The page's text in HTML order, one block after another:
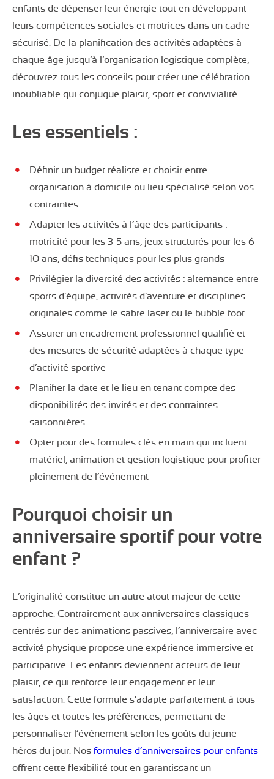
enfants de dépenser leur énergie tout en développant
leurs compétences sociales et motrices dans un cadre
sécurisé. De la planification des activités adaptées à
chaque âge jusqu’à l’organisation logistique complète,
découvrez tous les conseils pour créer une célébration
inoubliable qui conjugue plaisir, sport et convivialité.
Les essentiels :
Définir un budget réaliste et choisir entre
organisation à domicile ou lieu spécialisé selon vos
contraintes
Adapter les activités à l’âge des participants :
motricité pour les 3-5 ans, jeux structurés pour les 6-
10 ans, défis techniques pour les plus grands
Privilégier la diversité des activités : alternance entre
sports d’équipe, activités d’aventure et disciplines
originales comme le sabre laser ou le bubble foot
Assurer un encadrement professionnel qualifié et
des mesures de sécurité adaptées à chaque type
d’activité sportive
Planifier la date et le lieu en tenant compte des
disponibilités des invités et des contraintes
saisonnières
Opter pour des formules clés en main qui incluent
matériel, animation et gestion logistique pour profiter
pleinement de l’événement
Pourquoi choisir un
anniversaire sportif pour votre
enfant ?
L’originalité constitue un autre atout majeur de cette
approche. Contrairement aux anniversaires classiques
centrés sur des animations passives, l’anniversaire avec
activité physique propose une expérience immersive et
participative. Les enfants deviennent acteurs de leur
plaisir, ce qui renforce leur engagement et leur
satisfaction. Cette formule s’adapte parfaitement à tous
les âges et toutes les préférences, permettant de
personnaliser l’événement selon les goûts du jeune
héros du jour. Nos formules d’anniversaires pour enfants
offrent cette flexibilité tout en garantissant un